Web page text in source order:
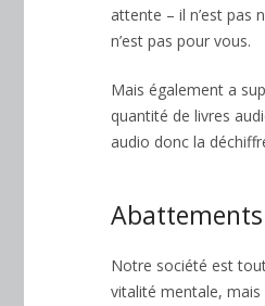
attente – il n’est pas
n’est pas pour vous.
Mais également a
quantité de livres
audio donc la
Notre société est
vitalité mentale, mais